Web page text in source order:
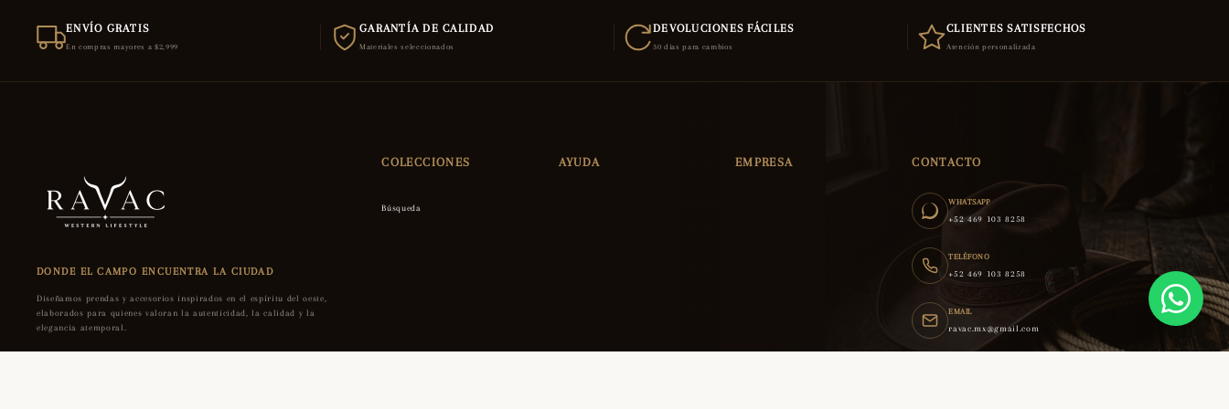
ENVÍO GRATIS
En compras mayores a $2,999
GARANTÍA DE CALIDAD
Materiales seleccionados
DEVOLUCIONES FÁCILES
30 días para cambios
CLIENTES SATISFECHOS
Atención personalizada
DONDE EL CAMPO ENCUENTRA LA CIUDAD
Diseñamos prendas y accesorios inspirados en el espíritu del oeste,
elaborados para quienes valoran la autenticidad, la calidad y la
elegancia atemporal.
COLECCIONES
Búsqueda
AYUDA EMPRESA CONTACTO
WHATSAPP
+52 469 103 8258
TELÉFONO
+52 469 103 8258
EMAIL
ravac.mx@gmail.com